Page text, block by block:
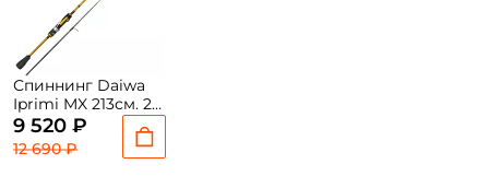
Спиннинг Daiwa
Iprimi MX 213см. 2-
10гр. 95гр. fast /
702LFS
9 520 ₽
12 690 ₽